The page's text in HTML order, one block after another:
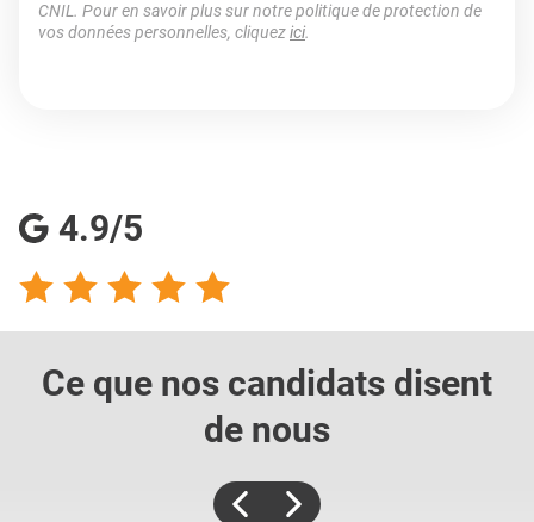
CNIL. Pour en savoir plus sur notre politique de protection de
vos données personnelles, cliquezici.
4.9/5
Ce que nos candidats disent
de nous